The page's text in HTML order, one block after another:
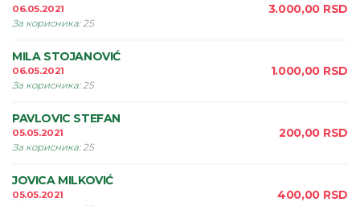
06.05.2021
За корисника:25
3.000,00 RSD
MILA STOJANOVIĆ
06.05.2021
За корисника:25
1.000,00 RSD
PAVLOVIC STEFAN
05.05.2021
За корисника:25
200,00 RSD
JOVICA MILKOVIĆ
05.05.2021
400,00 RSD